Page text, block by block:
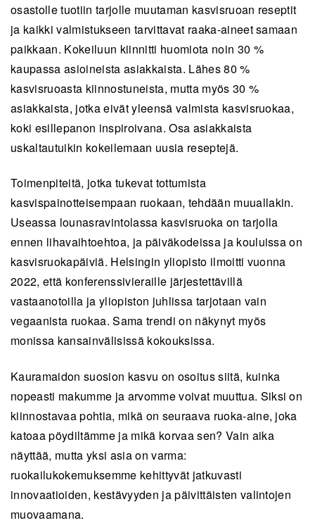
osastolle tuotiin tarjolle muutaman kasvisruoan reseptit
ja kaikki valmistukseen tarvittavat raaka-aineet samaan
paikkaan. Kokeiluun kiinnitti huomiota noin 30 %
kaupassa asioineista asiakkaista. Lähes 80 %
kasvisruoasta kiinnostuneista, mutta myös 30 %
asiakkaista, jotka eivät yleensä valmista kasvisruokaa,
koki esillepanon inspiroivana. Osa asiakkaista
uskaltautuikin kokeilemaan uusia reseptejä.
Toimenpiteitä, jotka tukevat tottumista
kasvispainotteisempaan ruokaan, tehdään muuallakin.
Useassa lounasravintolassa kasvisruoka on tarjolla
ennen lihavaihtoehtoa, ja päiväkodeissa ja kouluissa on
kasvisruokapäiviä. Helsingin yliopisto ilmoitti vuonna
2022, että konferenssivieraille järjestettävillä
vastaanotoilla ja yliopiston juhlissa tarjotaan vain
vegaanista ruokaa. Sama trendi on näkynyt myös
monissa kansainvälisissä kokouksissa.
Kauramaidon suosion kasvu on osoitus siitä, kuinka
nopeasti makumme ja arvomme voivat muuttua. Siksi on
kiinnostavaa pohtia, mikä on seuraava ruoka-aine, joka
katoaa pöydiltämme ja mikä korvaa sen? Vain aika
näyttää, mutta yksi asia on varma:
ruokailukokemuksemme kehittyvät jatkuvasti
innovaatioiden, kestävyyden ja päivittäisten valintojen
muovaamana.